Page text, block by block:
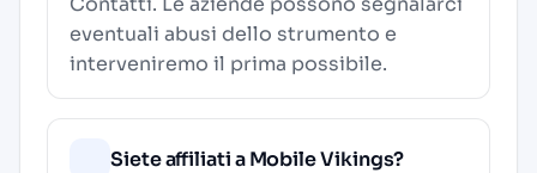
eventuali abusi dello strumento e
interveniremo il prima possibile.
Siete affiliati a Mobile Vikings?